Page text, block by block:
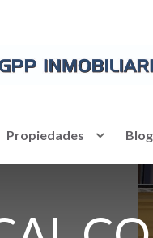
Propiedades Blog